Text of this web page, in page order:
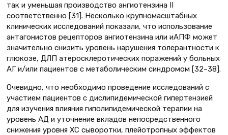
так и уменьшая производство ангиотензина II
соответственно [31]. Несколько крупномасштабных
клинических исследований показали, что использование
антагонистов рецепторов ангиотензина или иАПФ может
значительно снизить уровень нарушения толерантности к
глюкозе, ДЛП атеросклеротических поражений у больных
АГ и/или пациентов с метаболическим синдромом [32–38].
Очевидно, что необходимо проведение исследований с
участием пациентов с дислипидемической гипертензией
для изучения влияния гиполипидемической терапии на
уровень АД и уточнение вкладов непосредственного
снижения уровня ХС сыворотки, плейотропных эффектов